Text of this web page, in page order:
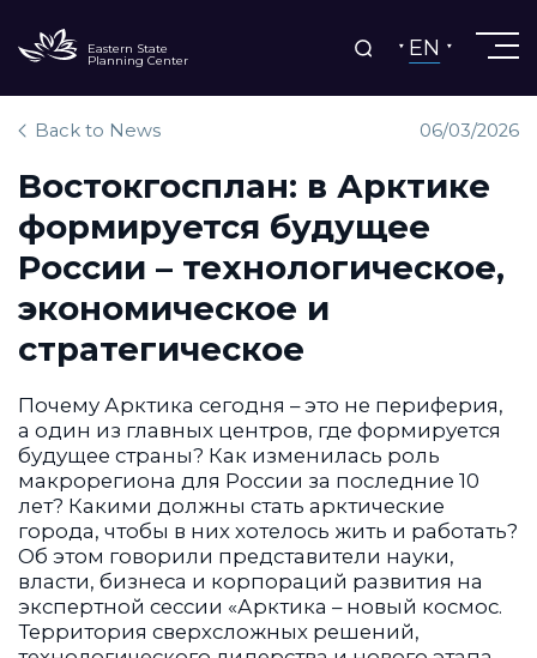
Eastern State
Planning Center EN
Back to News 06/03/2026
Востокгосплан: в Арктике
формируется будущее
России – технологическое,
экономическое и
стратегическое
Почему Арктика сегодня – это не периферия,
а один из главных центров, где формируется
будущее страны? Как изменилась роль
макрорегиона для России за последние 10
лет? Какими должны стать арктические
города, чтобы в них хотелось жить и работать?
Об этом говорили представители науки,
власти, бизнеса и корпораций развития на
экспертной сессии «Арктика – новый космос.
Территория сверхсложных решений,